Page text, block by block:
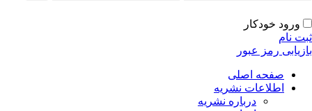
ورود خودکار
ثبت نام
بازیابی رمز عبور
صفحه اصلی
اطلاعات نشریه
درباره نشریه